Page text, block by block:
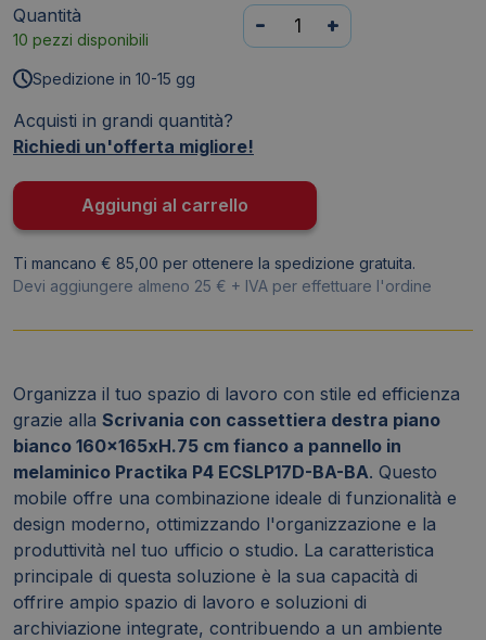
Quantità
10 pezzi disponibili
Scrivania
con
Bianco
cm
fianco
pannello
melaminico
ECSLP17D-
BA-
BA
quantità
- +
Spedizione in 10-15 gg
Acquisti in grandi quantità?
Richiedi un'offerta migliore!
Aggiungi al carrello
Ti mancano € 85,00 per ottenere la spedizione gratuita.
Devi aggiungere almeno 25 € + IVA per effettuare l'ordine
Organizza il tuo spazio di lavoro con stile ed efficienza
grazie alla Scrivania con cassettiera destra piano
bianco 160x165xH.75 cm fianco a pannello in
melaminico Practika P4 ECSLP17D-BA-BA. Questo
mobile offre una combinazione ideale di funzionalità e
design moderno, ottimizzando l'organizzazione e la
produttività nel tuo ufficio o studio. La caratteristica
principale di questa soluzione è la sua capacità di
offrire ampio spazio di lavoro e soluzioni di
archiviazione integrate, contribuendo a un ambiente